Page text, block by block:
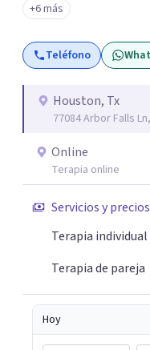
+6 más
Teléfono
Houston, Tx
77084 Arbor Falls
Online
Terapia online
Servicios y precios
Terapia individual
Terapia de pareja
Hoy